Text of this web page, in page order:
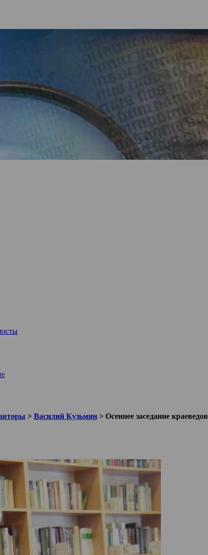
> Василий Кузьмин > Осеннее заседание краеведов